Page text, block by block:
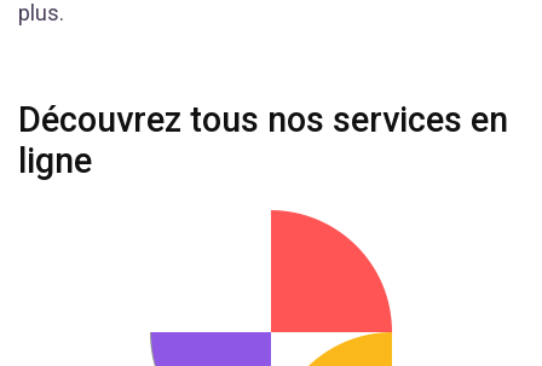
plus.
Découvrez tous nos services en
ligne